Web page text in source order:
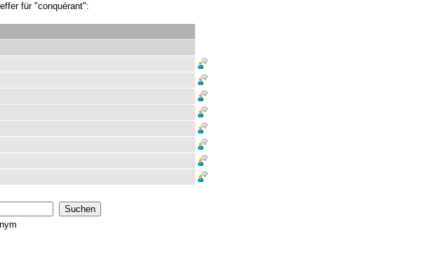
für "conquérant":